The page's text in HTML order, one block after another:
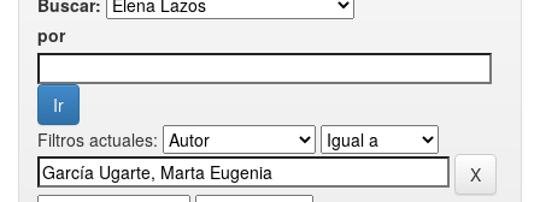
Buscar:
por
Filtros actuales: